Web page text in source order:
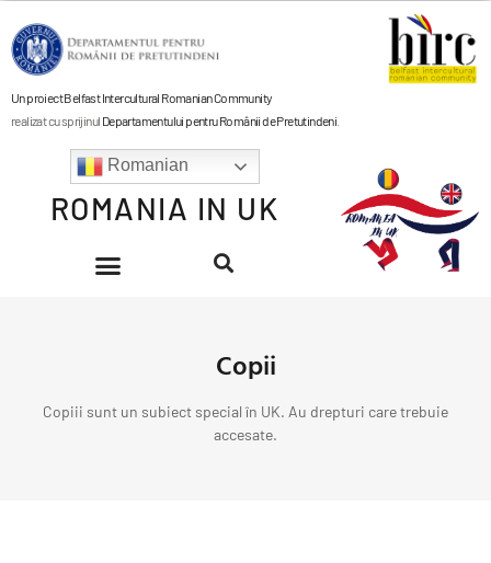
Romanian
ROMANIA IN UK
Un proiect Belfast Intercultural Romanian Community
realizat cu sprijinul Departamentului pentru Românii de Pretutindeni
Copii
Copiii sunt un subiect special în UK. Au drepturi care trebuie
accesate.